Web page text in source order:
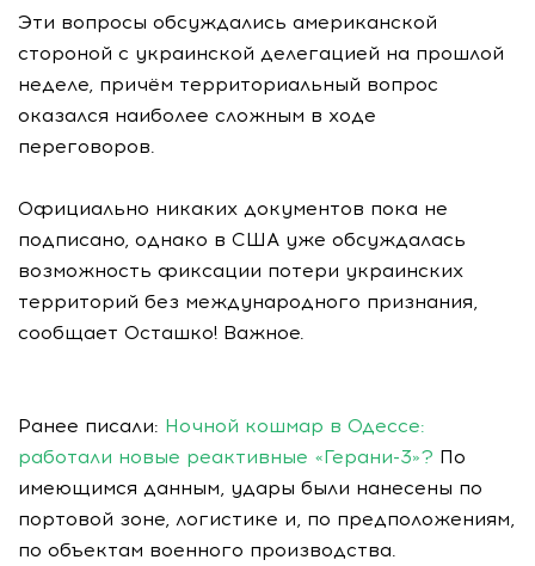
Эти вопросы обсуждались американской
стороной с украинской делегацией на прошлой
неделе, причём территориальный вопрос
оказался наиболее сложным в ходе
переговоров.
Официально никаких документов пока не
подписано, однако в США уже обсуждалась
возможность фиксации потери украинских
территорий без международного признания,
сообщает Осташко! Важное.
Ранее писали: Ночной кошмар в Одессе:
работали новые реактивные «Герани-3»? По
имеющимся данным, удары были нанесены по
портовой зоне, логистике и, по предположениям,
по объектам военного производства.